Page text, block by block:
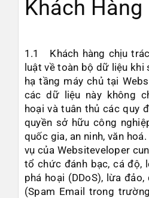
Khách Hàng
1.1 Khách hàng chịu
luật về toàn bộ dữ liệu khi
hạ tầng máy chủ tại
các dữ liệu này không
hoại và tuân thủ các quy
quyền sở hữu công
quốc gia, an ninh, văn
vụ của Websiteveloper
tổ chức đánh bạc, cá độ,
phá hoại (DDoS), lừa
(Spam Email trong